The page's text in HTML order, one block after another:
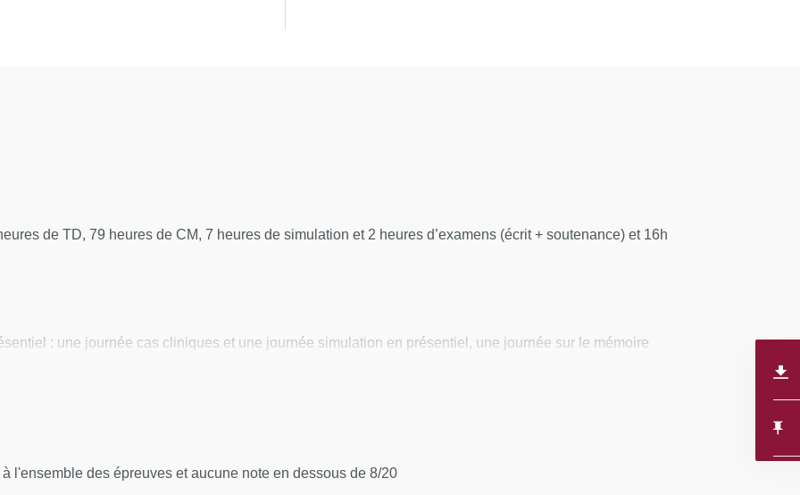
aiguë
:
systoliques et
soins intensifs de
de TD, 79 heures de CM, 7 heures de simulation et 2 heures d’examens (écrit + soutenance) et 16h
: une journée cas cliniques et une journée simulation en présentiel, une journée sur le mémoire
l'ensemble des épreuves et aucune note en dessous de 8/20